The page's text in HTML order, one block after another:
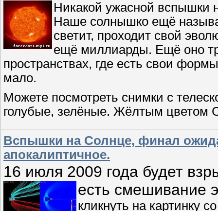
Никакой ужасной вспышки
Наше солнышко ещё
светит, проходит свой
ещё миллиарды. Ещё оно
пространствах, где есть свои
мало.
Можете посмотреть снимки с
голубые, зелёные. Жёлтым цветом
Вспышки на Солнце, финал
апокалиптичное.
16 июля 2009 года будет
есть смешивание
кликнуть на картинку